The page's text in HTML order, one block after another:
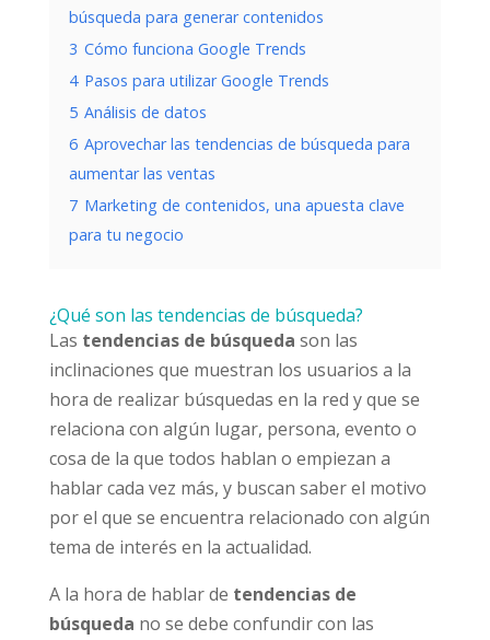
búsqueda para generar contenidos
3 Cómo funciona Google Trends
4 Pasos para utilizar Google Trends
5 Análisis de datos
6 Aprovechar las tendencias de búsqueda para
aumentar las ventas
7 Marketing de contenidos, una apuesta clave
para tu negocio
¿Qué son las tendencias de búsqueda?
Las tendencias de búsqueda son las
inclinaciones que muestran los usuarios a la
hora de realizar búsquedas en la red y que se
relaciona con algún lugar, persona, evento o
cosa de la que todos hablan o empiezan a
hablar cada vez más, y buscan saber el motivo
por el que se encuentra relacionado con algún
tema de interés en la actualidad.
A la hora de hablar de tendencias de
búsqueda no se debe confundir con las